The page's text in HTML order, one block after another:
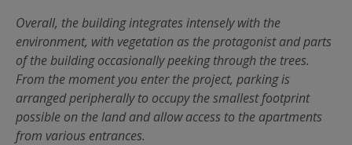
Overall, the building integrates intensely with the
environment, with vegetation as the protagonist and parts
of the building occasionally peeking through the trees.
From the moment you enter the project, parking is
arranged peripherally to occupy the smallest footprint
possible on the land and allow access to the apartments
from various entrances.